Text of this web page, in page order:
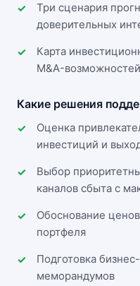
Три сценария
доверительных
Карта
M&A-возможностей
Какие решения
Оценка
инвестиций и
Выбор
каналов сбыта с
Обоснование
портфеля
Подготовка
меморандумов